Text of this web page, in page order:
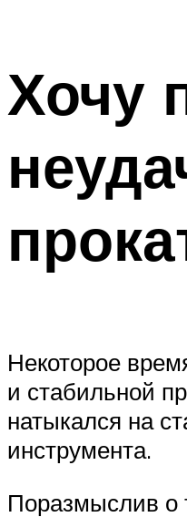
Хочу
Некоторое
и стабильной
натыкался на
инструмента.
Поразмыслив о